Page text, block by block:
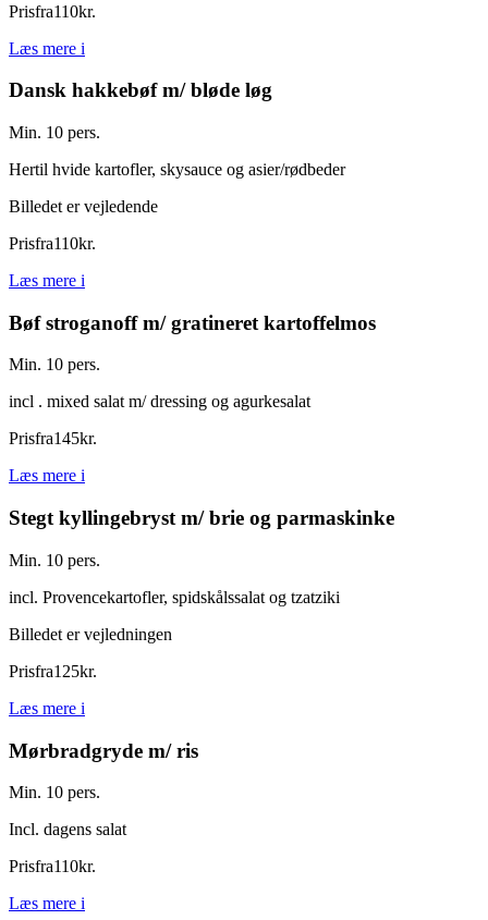
Prisfra110kr.
Læs mere i
Dansk hakkebøf m/ bløde løg
Min. 10 pers.
Hertil hvide kartofler, skysauce og asier/rødbeder
Billedet er vejledende
Prisfra110kr.
Læs mere i
Bøf stroganoff m/ gratineret kartoffelmos
Min. 10 pers.
incl . mixed salat m/ dressing og agurkesalat
Prisfra145kr.
Læs mere i
Stegt kyllingebryst m/ brie og parmaskinke
Min. 10 pers.
incl. Provencekartofler, spidskålssalat og tzatziki
Billedet er vejledningen
Prisfra125kr.
Læs mere i
Mørbradgryde m/ ris
Min. 10 pers.
Incl. dagens salat
Prisfra110kr.
Læs mere i